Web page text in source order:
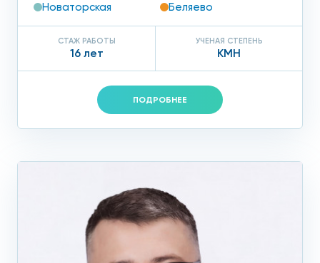
Новаторская
Беляево
СТАЖ РАБОТЫ
16 лет
УЧЕНАЯ СТЕПЕНЬ
КМН
ПОДРОБНЕЕ